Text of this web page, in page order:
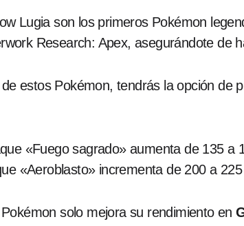
Lugia son los primeros Pokémon
Research: Apex, asegurándote de
estos Pokémon, tendrás la opción de
«Fuego sagrado» aumenta de 135 a
«Aeroblasto» incrementa de 200 a
solo mejora su rendimiento en